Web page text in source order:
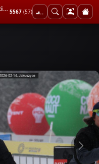
50. Bieg Piastów - Festiwal Narciarstwa Biegowego RODZINNA DWUNASTKA 5567 (57)